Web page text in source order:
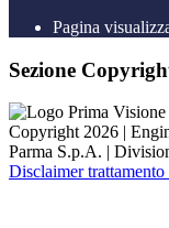
Pagina
Sezione
Copyright 2026 |
Parma S.p.A. |
Disclaimer